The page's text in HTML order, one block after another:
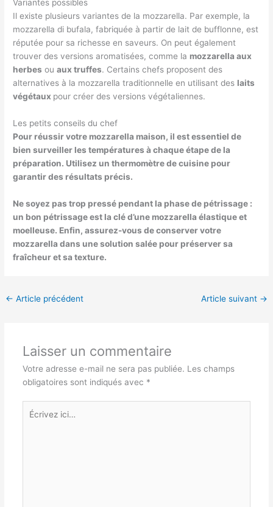
Variantes possibles
Il existe plusieurs variantes de la mozzarella. Par exemple, la
mozzarella di bufala, fabriquée à partir de lait de bufflonne, est
réputée pour sa richesse en saveurs. On peut également
trouver des versions aromatisées, comme la mozzarella aux
herbes ouaux truffes. Certains chefs proposent des
alternatives à la mozzarella traditionnelle en utilisant des laits
végétaux pour créer des versions végétaliennes.
Les petits conseils du chef
Pour réussir votre mozzarella maison, il est essentiel de
biensurveiller les températures à chaque étape de la
préparation. Utilisez unthermomètre de cuisine pour
garantir des résultats précis.
Ne soyez pas trop pressé pendant la phase de pétrissage :
un bon pétrissageest la clé d’une mozzarella élastique et
moelleuse. Enfin, assurez-vous de conserver votre
mozzarella dans une solution salée pour préserver sa
fraîcheur et sa texture.
← Article précédent Article suivant →
Laisser un commentaire
Votre adresse e-mail ne sera pas publiée. Les champs
obligatoires sont indiqués avec *
Écrivez
ici…